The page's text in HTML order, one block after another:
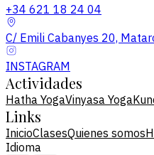
+34 621 18 24 04
C/ Emili Cabanyes 20,
INSTAGRAM
Actividades
Hatha YogaVinyasa Yoga
Links
InicioClasesQuienes somos
Idioma